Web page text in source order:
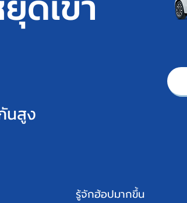
นสูง
รู้จักฮ้อปมากขึ้น